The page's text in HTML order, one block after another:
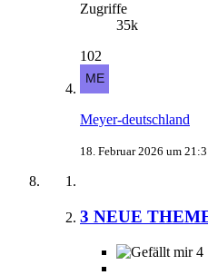
Zugriffe
35k
102
Meyer-deutschland
18. Februar 2026 um
3 NEUE
4